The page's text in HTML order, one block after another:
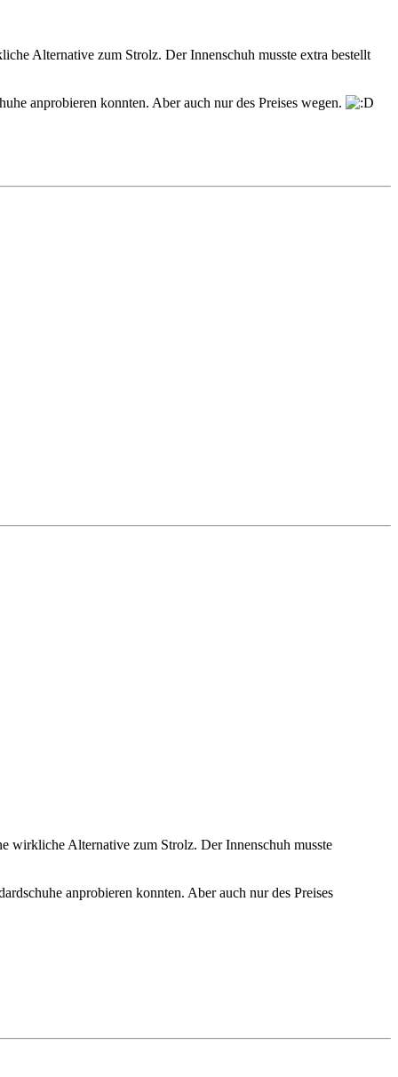
Alternative zum Strolz. Der Innenschuh musste extra bestellt
anprobieren konnten. Aber auch nur des Preises wegen.
wirkliche Alternative zum Strolz. Der Innenschuh musste
anprobieren konnten. Aber auch nur des Preises